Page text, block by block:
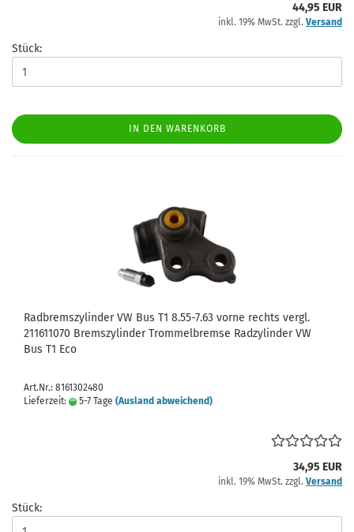
44,95 EUR
inkl. 19% MwSt. zzgl. Versand
Stück:
IN DEN WARENKORB
Radbremszylinder VW Bus T1 8.55-7.63 vorne rechts vergl.
211611070 Bremszylinder Trommelbremse Radzylinder VW
Bus T1 Eco
Art.Nr.: 8161302480
Lieferzeit:
5-7 Tage (Ausland abweichend)
34,95 EUR
inkl. 19% MwSt. zzgl. Versand
Stück: